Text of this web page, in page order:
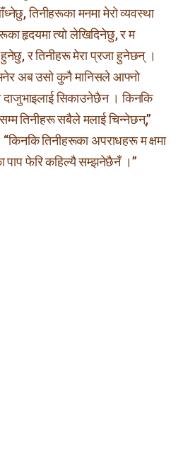
तिनीहरूका मनमा मेरो व्यवस्था
हृदयमा त्यो लेखिदिनेछु, र म
र तिनीहरू मेरा प्रजा हुनेछन् ।
अब उसो कुनै मानिसले आफ्नो
दाजुभाइलाई सिकाउनेछैन । किनकि
तिनीहरू सबैले मलाई चिन्नेछन्,”
तिनीहरूका अपराधहरू म क्षमा
पाप फेरि कहिल्यै सम्झनेछैनँ ।”